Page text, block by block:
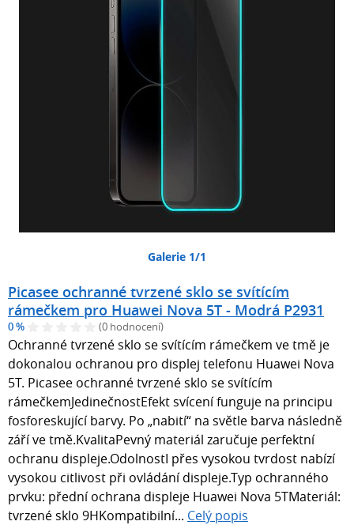
Galerie 1/1
Picasee ochranné tvrzené sklo se svítícím
rámečkem pro Huawei Nova 5T - Modrá P2931
0 % (0 hodnocení)
Ochranné tvrzené sklo se svítícím rámečkem ve tmě je
dokonalou ochranou pro displej telefonu Huawei Nova
5T. Picasee ochranné tvrzené sklo se svítícím
rámečkemJedinečnostEfekt svícení funguje na principu
fosforeskující barvy. Po „nabití“ na světle barva následně
září ve tmě.KvalitaPevný materiál zaručuje perfektní
ochranu displeje.OdolnostI přes vysokou tvrdost nabízí
vysokou citlivost při ovládání displeje.Typ ochranného
prvku: přední ochrana displeje Huawei Nova 5TMateriál:
tvrzené sklo 9HKompatibilní... Celý popis